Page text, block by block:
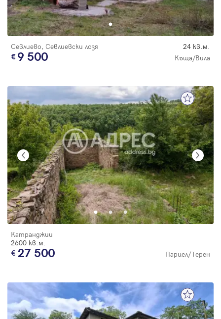
Севлиево, Севлиевски лозя 24 кв.м.
9 500 Къща/Вила
Катранджии
2600 кв.м.
27 500 Парцел/Терен